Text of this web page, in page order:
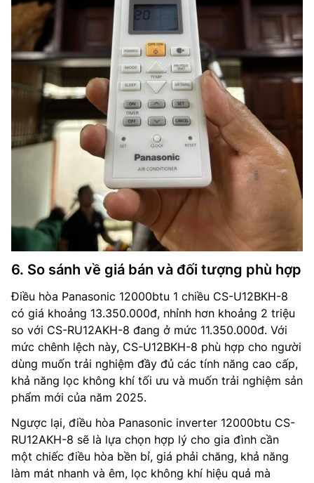
6. So sánh về giá bán và đối tượng phù hợp
Điều hòa Panasonic 12000btu 1 chiều CS-U12BKH-8
có giá khoảng 13.350.000đ, nhỉnh hơn khoảng 2 triệu
so với CS-RU12AKH-8 đang ở mức 11.350.000đ. Với
mức chênh lệch này, CS-U12BKH-8 phù hợp cho người
dùng muốn trải nghiệm đầy đủ các tính năng cao cấp,
khả năng lọc không khí tối ưu và muốn trải nghiệm sản
phẩm mới của năm 2025.
Ngược lại, điều hòa Panasonic inverter 12000btu CS-
RU12AKH-8 sẽ là lựa chọn hợp lý cho gia đình cần
một chiếc điều hòa bền bỉ, giá phải chăng, khả năng
làm mát nhanh và êm, lọc không khí hiệu quả mà